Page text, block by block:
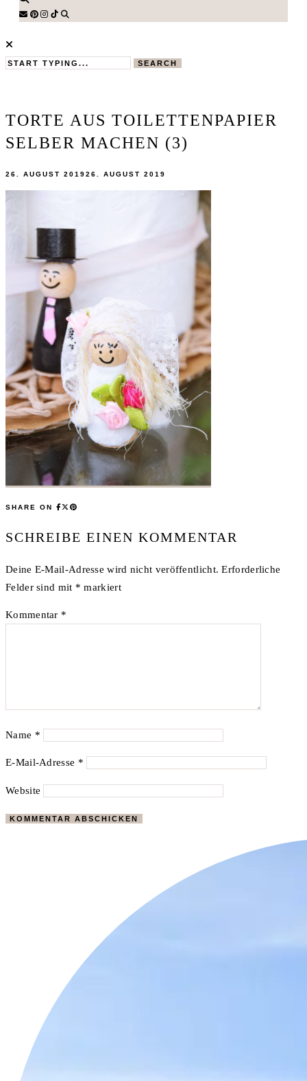
SEARCH
TORTE AUS TOILETTENPAPIER
SELBER MACHEN (3)
26. AUGUST 201926. AUGUST 2019
SHARE ON
SCHREIBE EINEN KOMMENTAR
Deine E-Mail-Adresse wird nicht veröffentlicht. Erforderliche
Felder sind mit * markiert
Kommentar *
Name *
E-Mail-Adresse *
Website